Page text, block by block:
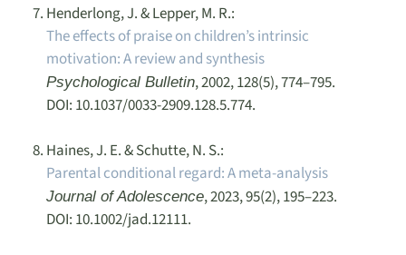
Henderlong, J. & Lepper, M. R.:
The effects of praise on children’s intrinsic
motivation: A review and synthesis
Psychological Bulletin, 2002, 128(5), 774–795.
DOI: 10.1037/0033-2909.128.5.774.
Haines, J. E. & Schutte, N. S.:
Parental conditional regard: A meta-analysis
Journal of Adolescence, 2023, 95(2), 195–223.
DOI: 10.1002/jad.12111.